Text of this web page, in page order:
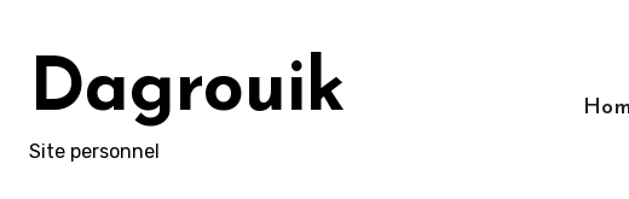
contentDagrouik
Site personnel